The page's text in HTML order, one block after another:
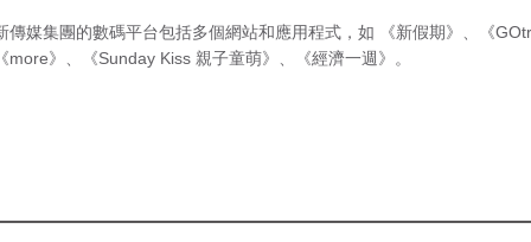
傳媒集團的數碼平台包括多個網站和應用程式，如 《新假期》 、
《
more》 、 《Sunday Kiss 親子童萌》 、 《經濟一週》 。